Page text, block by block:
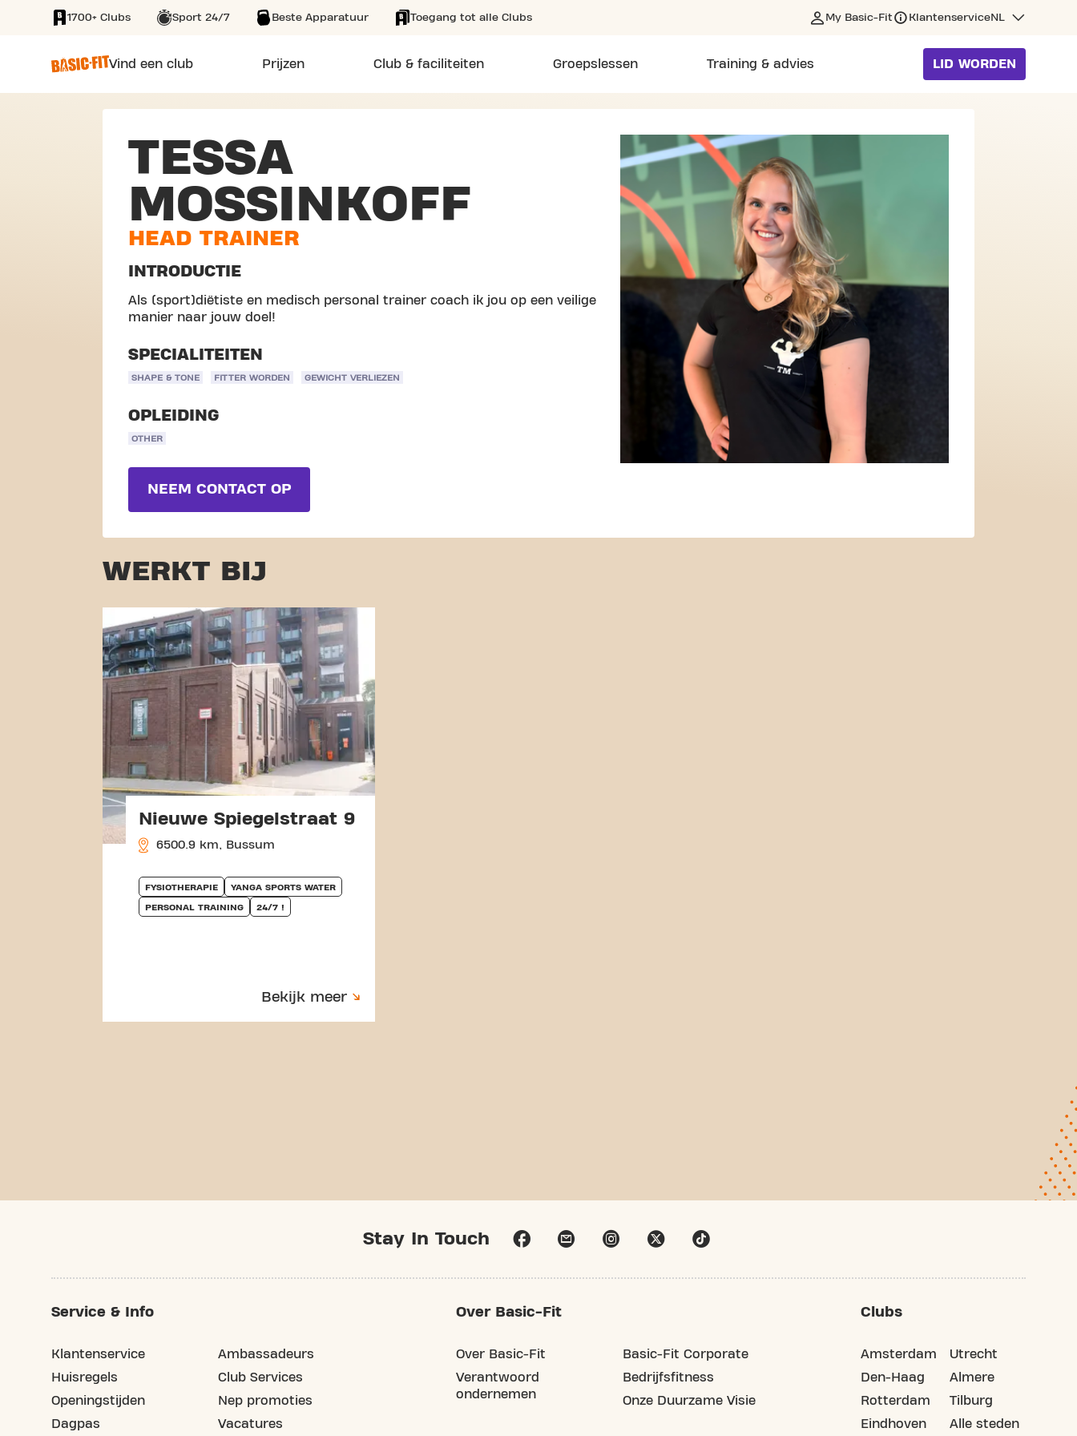
SKIP TO MAIN CONTENT
1700+ Clubs Sport 24/7 Beste Apparatuur Toegang tot alle Clubs My Basic-Fit KlantenserviceNL
Vind een club Prijzen Club & faciliteiten Groepslessen Training & advies LID WORDEN
TESSA
MOSSINKOFF
HEAD TRAINER
INTRODUCTIE
Als (sport)diëtiste en medisch personal trainer coach ik jou op een veilige
manier naar jouw doel!
SPECIALITEITEN
SHAPE & TONE FITTER WORDEN GEWICHT VERLIEZEN
OPLEIDING
OTHER
NEEM CONTACT OP
WERKT BIJ
Nieuwe Spiegelstraat 9
6500.9 km, Bussum
FYSIOTHERAPIE YANGA SPORTS WATER
PERSONAL TRAINING 24/7 !
Bekijk meer
Stay In Touch
Service & Info
Klantenservice
Huisregels
Openingstijden
Dagpas
Ambassadeurs
Club Services
Nep promoties
Vacatures
Over Basic-Fit
Over Basic-Fit
Verantwoord
ondernemen
Basic-Fit Corporate
Bedrijfsfitness
Onze Duurzame Visie
Clubs
Amsterdam
Den-Haag
Rotterdam
Eindhoven
Utrecht
Almere
Tilburg
Alle steden